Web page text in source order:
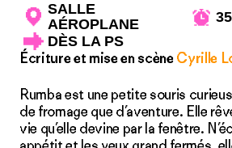
SALLE
AÉROPLANE
DÈS LA PS
Écriture et mise en scène Cyrille
Rumba est une petite souris
de fromage que d’aventure. Elle
vie qu’elle devine par la fenêtre.